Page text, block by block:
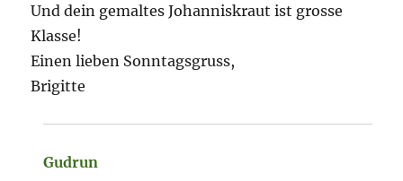
Und dein gemaltes Johanniskraut ist grosse
Klasse!
Einen lieben Sonntagsgruss,
Brigitte
Gudrun